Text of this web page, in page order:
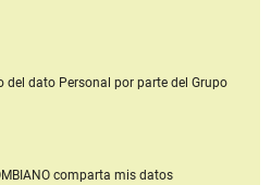
del dato Personal por parte del Grupo
comparta mis datos